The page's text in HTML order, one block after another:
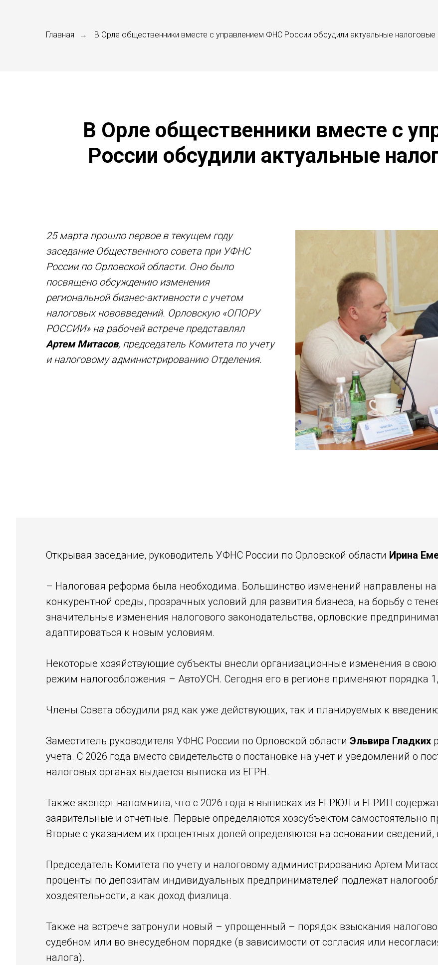
Главная → В Орле общественники вместе с управлением ФНС России обсудили актуальные
В Орле общественники вместе с
России обсудили актуальные
25 марта прошло первое в текущем году
заседание Общественного совета при УФНС
России по Орловской области. Оно было
посвящено обсуждению изменения
региональной бизнес-активности с учетом
налоговых нововведений. Орловскую «ОПОРУ
РОССИИ» на рабочей встрече представлял
Артем Митасов, председатель Комитета по учету
и налоговому администрированию Отделения.
Открывая заседание, руководитель УФНС России по Орловской области Ирина
– Налоговая реформа была необходима. Большинство изменений направлены на
конкурентной среды, прозрачных условий для развития бизнеса, на борьбу с
значительные изменения налогового законодательства, орловские
адаптироваться к новым условиям.
Некоторые хозяйствующие субъекты внесли организационные изменения в
режим налогообложения – АвтоУСН. Сегодня его в регионе применяют порядка
Члены Совета обсудили ряд как уже действующих, так и планируемых к
Заместитель руководителя УФНС России по Орловской области Эльвира Гладких
учета. С 2026 года вместо свидетельств о постановке на учет и уведомлений о
налоговых органах выдается выписка из ЕГРН.
Также эксперт напомнила, что с 2026 года в выписках из ЕГРЮЛ и ЕГРИП
заявительные и отчетные. Первые определяются хозсубъектом самостоятельно
Вторые с указанием их процентных долей определяются на основании сведений,
Председатель Комитета по учету и налоговому администрированию Артем
проценты по депозитам индивидуальных предпринимателей подлежат
хоздеятельности, а как доход физлица.
Также на встрече затронули новый – упрощенный – порядок взыскания
судебном или во внесудебном порядке (в зависимости от согласия или
налога).